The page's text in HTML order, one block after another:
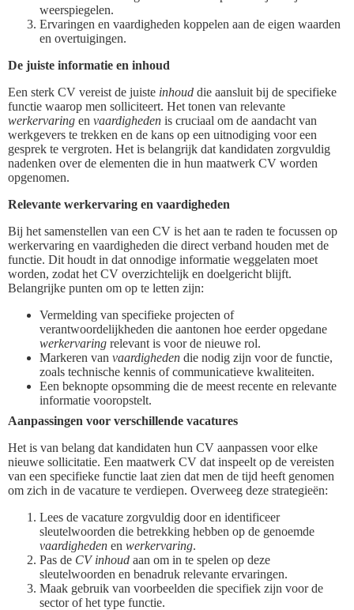
weerspiegelen.
Ervaringen en vaardigheden koppelen aan de eigen waarden
en overtuigingen.
De juiste informatie en inhoud
Een sterk CV vereist de juiste inhoud die aansluit bij de specifieke
functie waarop men solliciteert. Het tonen van relevante
werkervaring en vaardigheden is cruciaal om de aandacht van
werkgevers te trekken en de kans op een uitnodiging voor een
gesprek te vergroten. Het is belangrijk dat kandidaten zorgvuldig
nadenken over de elementen die in hun maatwerk CV worden
opgenomen.
Relevante werkervaring en vaardigheden
Bij het samenstellen van een CV is het aan te raden te focussen op
werkervaring en vaardigheden die direct verband houden met de
functie. Dit houdt in dat onnodige informatie weggelaten moet
worden, zodat het CV overzichtelijk en doelgericht blijft.
Belangrijke punten om op te letten zijn:
Vermelding van specifieke projecten of
verantwoordelijkheden die aantonen hoe eerder opgedane
werkervaring relevant is voor de nieuwe rol.
Markeren van vaardigheden die nodig zijn voor de functie,
zoals technische kennis of communicatieve kwaliteiten.
Een beknopte opsomming die de meest recente en relevante
informatie vooropstelt.
Aanpassingen voor verschillende vacatures
Het is van belang dat kandidaten hun CV aanpassen voor elke
nieuwe sollicitatie. Een maatwerk CV dat inspeelt op de vereisten
van een specifieke functie laat zien dat men de tijd heeft genomen
om zich in de vacature te verdiepen. Overweeg deze strategieën:
Lees de vacature zorgvuldig door en identificeer
sleutelwoorden die betrekking hebben op de genoemde
vaardigheden en werkervaring.
Pas de CV inhoud aan om in te spelen op deze
sleutelwoorden en benadruk relevante ervaringen.
Maak gebruik van voorbeelden die specifiek zijn voor de
sector of het type functie.